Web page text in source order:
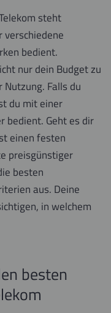
steht
bedient.
nur dein Budget zu
Falls du
du mit einer
bedient. Geht es dir
einen festen
preisgünstiger
besten
aus. Deine
in welchem
besten